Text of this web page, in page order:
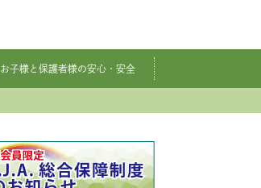
お子様と保護者様の安心・安全